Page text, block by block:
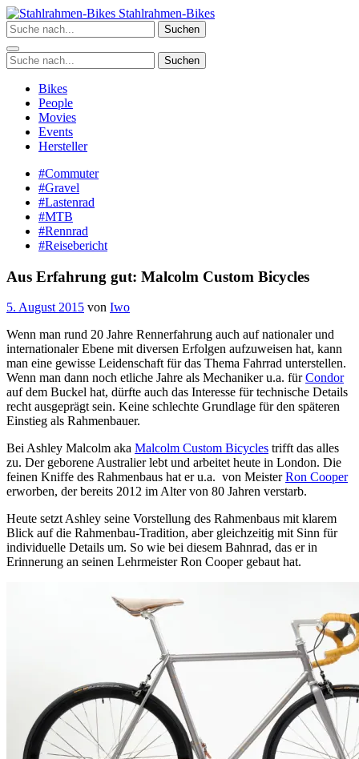
Zum
Inhalt
springen
Stahlrahmen-Bikes
Suchen
Suchen
Bikes
People
Movies
Events
Hersteller
#Commuter
#Gravel
#Lastenrad
#MTB
#Rennrad
#Reisebericht
Aus Erfahrung gut: Malcolm Custom Bicycles
5. August 2015 von Iwo
Wenn man rund 20 Jahre Rennerfahrung auch auf nationaler und
internationaler Ebene mit diversen Erfolgen aufzuweisen hat, kann
man eine gewisse Leidenschaft für das Thema Fahrrad unterstellen.
Wenn man dann noch etliche Jahre als Mechaniker u.a. fürCondor
auf dem Buckel hat, dürfte auch das Interesse für technische Details
recht ausgeprägt sein. Keine schlechte Grundlage für den späteren
Einstieg als Rahmenbauer.
Bei Ashley Malcolm aka Malcolm Custom Bicycles trifft das alles
zu. Der geborene Australier lebt und arbeitet heute in London. Die
feinen Kniffe des Rahmenbaus hat er u.a. von MeisterRon Cooper
erworben, der bereits 2012 im Alter von 80 Jahren verstarb.
Heute setzt Ashley seine Vorstellung des Rahmenbaus mit klarem
Blick auf die Rahmenbau-Tradition, aber gleichzeitig mit Sinn für
individuelle Details um. So wie bei diesem Bahnrad, das er in
Erinnerung an seinen Lehrmeister Ron Cooper gebaut hat.